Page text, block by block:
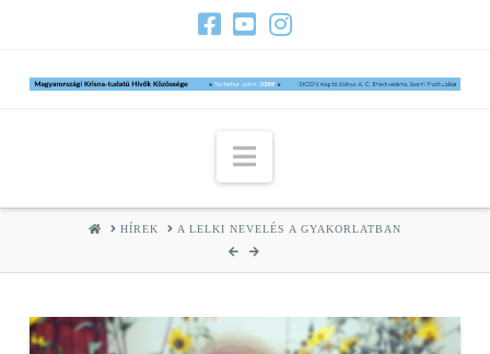
Navigation
HOMEHÍREK A LELKI NEVELÉS A GYAKORLATBAN